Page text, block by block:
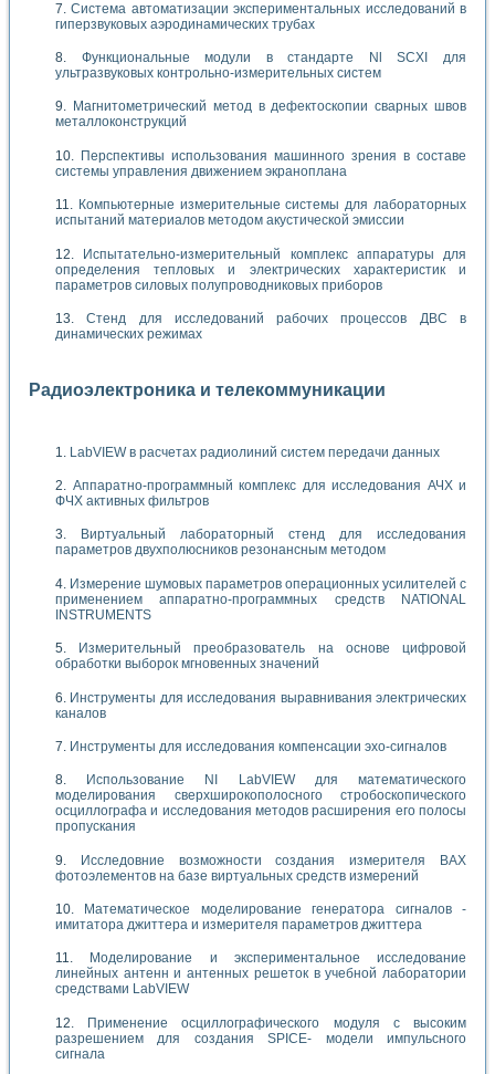
Система автоматизации экспериментальных исследований в
гиперзвуковых аэродинамических трубах
Функциональные модули в стандарте Nl SCXI для
ультразвуковых контрольно-измерительных систем
Магнитометрический метод в дефектоскопии сварных швов
металлоконструкций
Перспективы использования машинного зрения в составе
системы управления движением экраноплана
Компьютерные измерительные системы для лабораторных
испытаний материалов методом акустической эмиссии
Испытательно-измерительный комплекс аппаратуры для
определения тепловых и электрических характеристик и
параметров силовых полупроводниковых приборов
Стенд для исследований рабочих процессов ДВС в
динамических режимах
Радиоэлектроника и телекоммуникации
LabVIEW в расчетах радиолиний систем передачи данных
Аппаратно-программный комплекс для исследования АЧХ и
ФЧХ активных фильтров
Виртуальный лабораторный стенд для исследования
параметров двухполюсников резонансным методом
Измерение шумовых параметров операционных усилителей с
применением аппаратно-программных средств NATIONAL
INSTRUMENTS
Измерительный преобразователь на основе цифровой
обработки выборок мгновенных значений
Инструменты для исследования выравнивания электрических
каналов
Инструменты для исследования компенсации эхо-сигналов
Использование NI LabVIEW для математического
моделирования сверхширокополосного стробоскопического
осциллографа и исследования методов расширения его полосы
пропускания
Исследовние возможности создания измерителя ВАХ
фотоэлементов на базе виртуальных средств измерений
Математическое моделирование генератора сигналов -
имитатора джиттера и измерителя параметров джиттера
Моделирование и экспериментальное исследование
линейных антенн и антенных решеток в учебной лаборатории
средствами LabVIEW
Применение осциллографического модуля с высоким
разрешением для создания SPICE- модели импульсного
сигнала